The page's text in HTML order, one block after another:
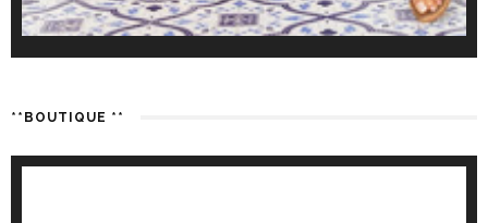
**BOUTIQUE **